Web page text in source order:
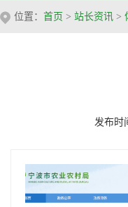
位置： 首页 > 站长资讯 >
发布时